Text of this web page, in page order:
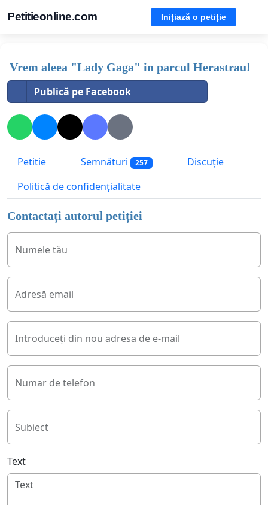
Petitieonline.com Inițiază o petiție
Vrem aleea "Lady Gaga" in parcul Herastrau!
Publică pe Facebook
Petitie Semnături 257
Discuție
Politică de confidențialitate
Contactați autorul petiției
Numele tău
Adresă email
Introduceți din nou adresa de e-mail
Numar de telefon
Subiect
Text